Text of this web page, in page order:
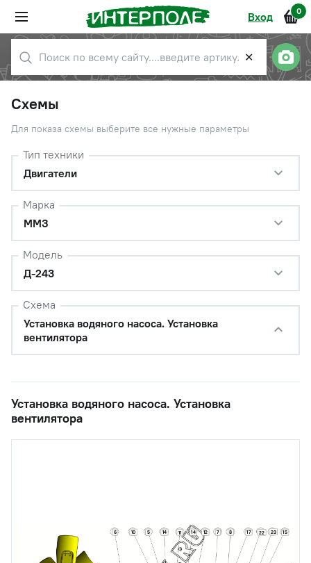
Вход 0
✕
Схемы
Для показа схемы выберите все нужные параметры
Тип техники
Двигатели
Марка
ММЗ
Модель
Д-243
Схема
Установка водяного насоса. Установка
вентилятора
Установка водяного насоса. Установка
вентилятора
5
6 7 8
10 11 12
14 14 15
17 22 23